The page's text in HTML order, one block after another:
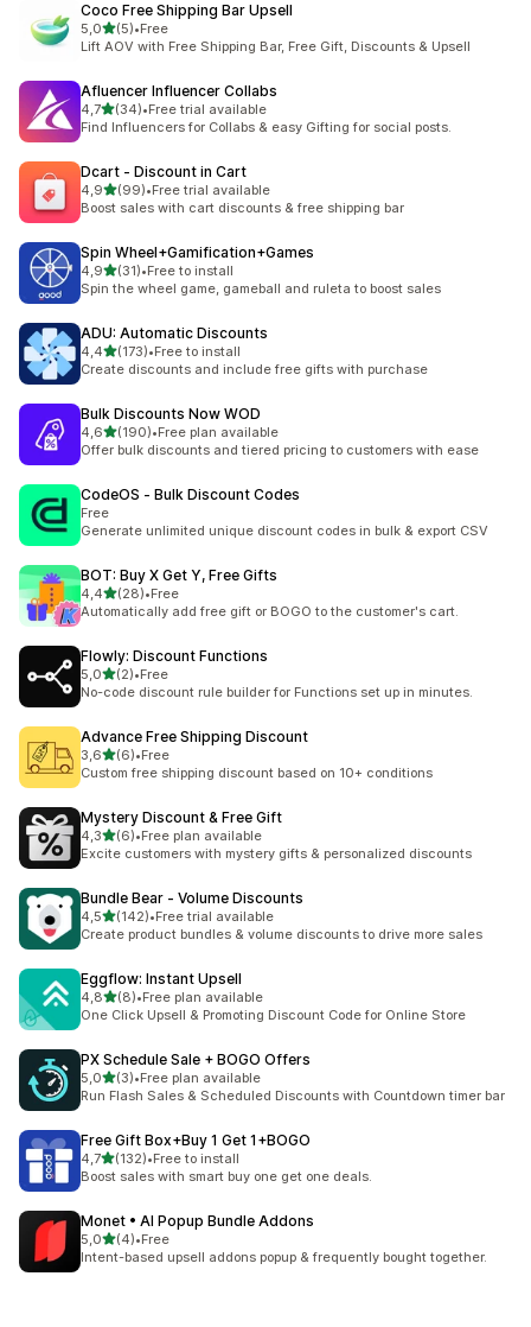
Coco Free Shipping Bar Upsell
5,0/ 5 tähteä
(5)
5 arvostelua yhteensä
•Free
Lift AOV with Free Shipping Bar, Free Gift, Discounts & Upsell
Afluencer Influencer Collabs
4,7/ 5 tähteä
(34)
34 arvostelua yhteensä
•Free trial available
Find Influencers for Collabs & easy Gifting for social posts.
Dcart ‑ Discount in Cart
4,9/ 5 tähteä
(99)
99 arvostelua yhteensä
•Free trial available
Boost sales with cart discounts & free shipping bar
Spin Wheel+Gamification+Games
4,9/ 5 tähteä
(31)
31 arvostelua yhteensä
•Free to install
Spin the wheel game, gameball and ruleta to boost sales
ADU: Automatic Discounts
4,4/ 5 tähteä
(173)
173 arvostelua yhteensä
•Free to install
Create discounts and include free gifts with purchase
Bulk Discounts Now WOD
4,6/ 5 tähteä
(190)
190 arvostelua yhteensä
•Free plan available
Offer bulk discounts and tiered pricing to customers with ease
CodeOS ‑ Bulk Discount Codes
Free
Generate unlimited unique discount codes in bulk & export CSV
BOT: Buy X Get Y, Free Gifts
4,4/ 5 tähteä
(28)
28 arvostelua yhteensä
•Free
Automatically add free gift or BOGO to the customer's cart.
Flowly: Discount Functions
5,0/ 5 tähteä
(2)
2 arvostelua yhteensä
•Free
No-code discount rule builder for Functions set up in minutes.
Advance Free Shipping Discount
3,6/ 5 tähteä
(6)
6 arvostelua yhteensä
•Free
Custom free shipping discount based on 10+ conditions
Mystery Discount & Free Gift
4,3/ 5 tähteä
(6)
6 arvostelua yhteensä
•Free plan available
Excite customers with mystery gifts & personalized discounts
Bundle Bear ‑ Volume Discounts
4,5/ 5 tähteä
(142)
142 arvostelua yhteensä
•Free trial available
Create product bundles & volume discounts to drive more sales
Eggflow: Instant Upsell
4,8/ 5 tähteä
(8)
8 arvostelua yhteensä
•Free plan available
One Click Upsell & Promoting Discount Code for Online Store
PX Schedule Sale + BOGO Offers
5,0/ 5 tähteä
(3)
3 arvostelua yhteensä
•Free plan available
Run Flash Sales & Scheduled Discounts with Countdown timer bar
Free Gift Box+Buy 1 Get 1+BOGO
4,7/ 5 tähteä
(132)
132 arvostelua yhteensä
•Free to install
Boost sales with smart buy one get one deals.
Monet • AI Popup Bundle Addons
5,0/ 5 tähteä
(4)
4 arvostelua yhteensä
•Free
Intent-based upsell addons popup & frequently bought together.